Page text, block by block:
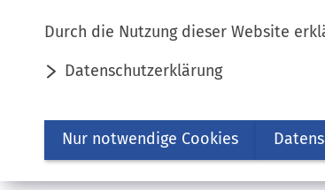
Durch die Nutzung dieser Website
Datenschutzerklärung
Nur notwendige Cookies
Inhalt anspringen